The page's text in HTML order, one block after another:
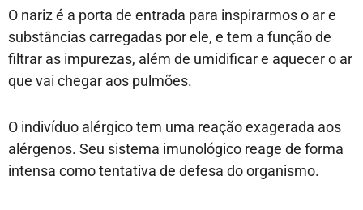
O nariz é a porta de entrada para inspirarmos o ar e
substâncias carregadas por ele, e tem a função de
filtrar as impurezas, além de umidificar e aquecer o ar
que vai chegar aos pulmões.
O indivíduo alérgico tem uma reação exagerada aos
alérgenos. Seu sistema imunológico reage de forma
intensa como tentativa de defesa do organismo.